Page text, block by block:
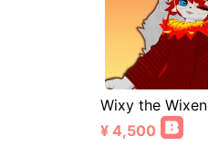
Wixy the Wixen
¥ 4,500